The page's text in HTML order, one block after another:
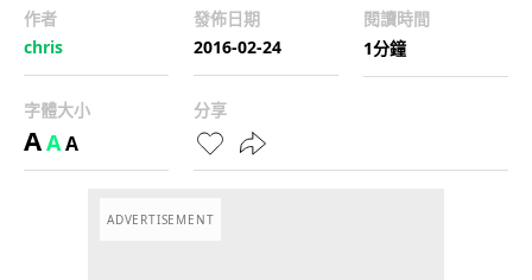
作者
chris
發佈日期
2016-02-24
閱讀時間
1分鐘
字體大小
AAA
分享
ADVERTISEMENT